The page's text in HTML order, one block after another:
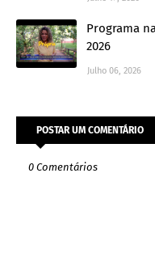
Programa
2026
Julho 06, 2026
POSTAR UM COMENTÁRIO
0 Comentários